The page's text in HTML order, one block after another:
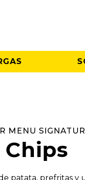
MENU
patata, prefritas y